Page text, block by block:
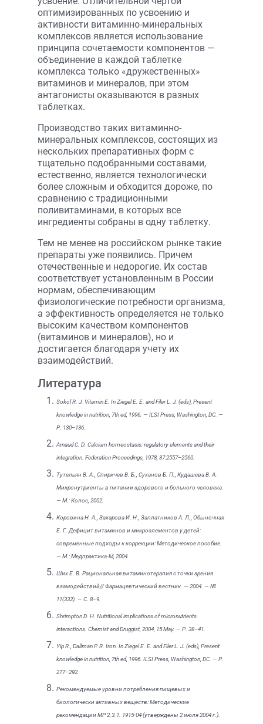
оптимизированных по усвоению и
активности витаминно-минеральных
комплексов является использование
принципа сочетаемости компонентов —
объединение в каждой таблетке
комплекса только «дружественных»
витаминов и минералов, при этом
антагонисты оказываются в разных
таблетках.
Производство таких витаминно-
минеральных комплексов, состоящих из
нескольких препаративных форм с
тщательно подобранными составами,
естественно, является технологически
более сложным и обходится дороже, по
сравнению с традиционными
поливитаминами, в которых все
ингредиенты собраны в одну таблетку.
Тем не менее на российском рынке такие
препараты уже появились. Причем
отечественные и недорогие. Их состав
соответствует установленным в России
нормам, обеспечивающим
физиологические потребности организма,
а эффективность определяется не только
высоким качеством компонентов
(витаминов и минералов), но и
достигается благодаря учету их
взаимодействий.
Литература
Sokol R. J. Vitamin E. In Ziegel E. E. and Filer L. J. (eds), Present
knowledge in nutrition, 7th ed, 1996. — ILSI Press, Washington, DC. —
Р. 130–136.
Arnaud C. D. Calcium homeostasis: regulatory elements and their
integration. Federation Proceedings, 1978, 37:2557–2560.
Тутельян В. А., Спиричев В. Б., Суханов Б. П., Кудашева В. А.
Микронутриенты в питании здорового и больного человека.
— М.: Колос, 2002.
Коровина Н. А., Захарова И. Н., Заплатников А. Л., Обыночная
Е. Г. Дефицит витаминов и микроэлементов у детей:
современные подходы к коррекции: Методическое пособие.
— М.: Медпрактика-М, 2004.
Ших Е. В. Рациональная витаминотерапия с точки зрения
взамодействий// Фармацевтический вестник. — 2004. — №
11(332). — С. 8–9.
Shrimpton D. H. Nutritional implications of micronutrients
interactions. Chemist and Druggist, 2004, 15 May. — Р. 38–41.
Yip R., Dallman P. R. Iron. In Ziegel E. E. and Filer L. J. (eds), Present
knowledge in nutrition, 7th ed, 1996. ILSI Press, Washington, DC. — Р.
277–292.
Рекомендуемые уровни потребления пищевых и
биологически активных веществ: Методические
рекомендации МР 2.3.1. 1915-04 (утверждены 2 июля 2004 г.).